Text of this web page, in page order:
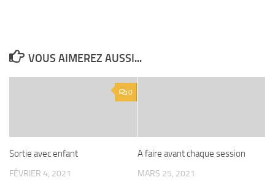
VOUS AIMEREZ AUSSI...
0
Sortie avec enfant
FÉVRIER 4, 2021
A faire avant chaque session
MARS 25, 2021